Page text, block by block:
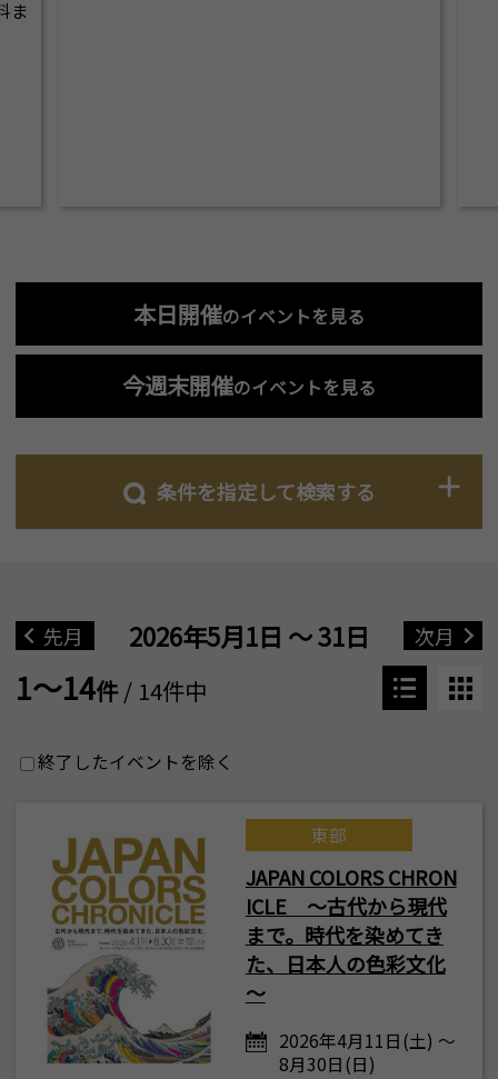
ま
本日開催のイベントを見る
今週末開催のイベントを見る
条件を指定して検索する
先月 2026年5月1日 ～ 31日 次月
1～14件/ 14件中
終了したイベントを除く
東部
JAPAN COLORS CHRON
ICLE ～古代から現代
まで。時代を染めてき
た、日本人の色彩文化
～
2026年4月11日(土) ～
8月30日(日)